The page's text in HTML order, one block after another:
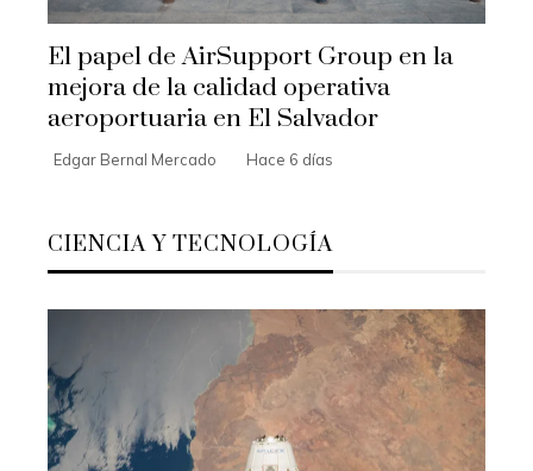
El papel de AirSupport Group en la
mejora de la calidad operativa
aeroportuaria en El Salvador
Edgar Bernal Mercado Hace 6 días
CIENCIA Y TECNOLOGÍA